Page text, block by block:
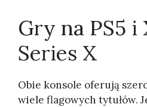
Gry na PS5 i
Series X
Obie konsole oferują
wiele flagowych tytułów.